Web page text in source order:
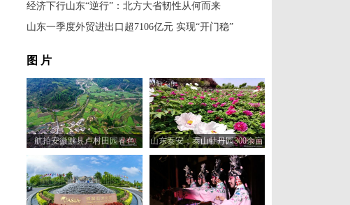
经济下行山东“逆行”：北方大省韧性从何而来
山东一季度外贸进出口超7106亿元 实现“开门稳”
图 片
航拍安徽黟县卢村田园春色
山东泰安：泰山牡丹园300余亩
牡丹争相绽放